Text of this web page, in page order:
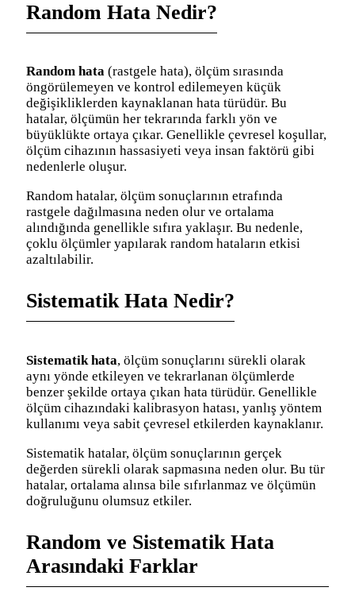
Random Hata Nedir?
Random hata (rastgele hata), ölçüm sırasında
öngörülemeyen ve kontrol edilemeyen küçük
değişikliklerden kaynaklanan hata türüdür. Bu
hatalar, ölçümün her tekrarında farklı yön ve
büyüklükte ortaya çıkar. Genellikle çevresel koşullar,
ölçüm cihazının hassasiyeti veya insan faktörü gibi
nedenlerle oluşur.
Random hatalar, ölçüm sonuçlarının etrafında
rastgele dağılmasına neden olur ve ortalama
alındığında genellikle sıfıra yaklaşır. Bu nedenle,
çoklu ölçümler yapılarak random hataların etkisi
azaltılabilir.
Sistematik Hata Nedir?
Sistematik hata, ölçüm sonuçlarını sürekli olarak
aynı yönde etkileyen ve tekrarlanan ölçümlerde
benzer şekilde ortaya çıkan hata türüdür. Genellikle
ölçüm cihazındaki kalibrasyon hatası, yanlış yöntem
kullanımı veya sabit çevresel etkilerden kaynaklanır.
Sistematik hatalar, ölçüm sonuçlarının gerçek
değerden sürekli olarak sapmasına neden olur. Bu tür
hatalar, ortalama alınsa bile sıfırlanmaz ve ölçümün
doğruluğunu olumsuz etkiler.
Random ve Sistematik Hata
Arasındaki Farklar